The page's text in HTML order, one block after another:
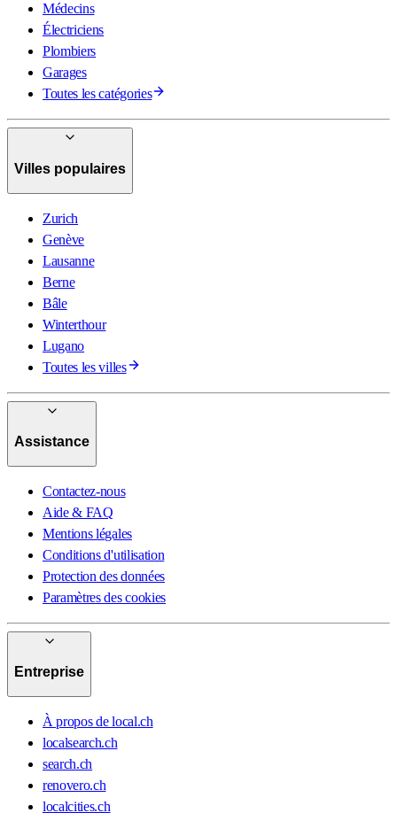
Médecins
Électriciens
Plombiers
Garages
Toutes les catégories
Villes populaires
Zurich
Genève
Lausanne
Berne
Bâle
Winterthour
Lugano
Toutes les villes
Assistance
Contactez-nous
Aide & FAQ
Mentions légales
Conditions d'utilisation
Protection des données
Paramètres des cookies
Entreprise
À propos de local.ch
localsearch.ch
search.ch
renovero.ch
localcities.ch